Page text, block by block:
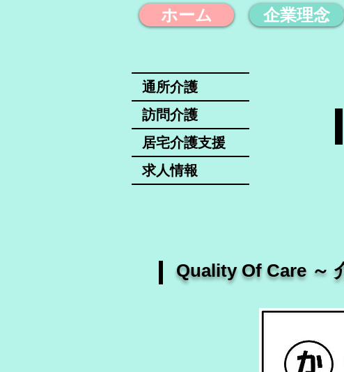
ホーム 企業理念
通所介護
訪問介護
居宅介護支援
求人情報
​Quality Of Care ～